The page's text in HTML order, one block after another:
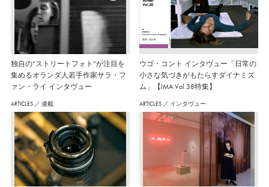
独自の“ストリートフォト”が注目を
集めるオランダ人若手作家サラ・フ
ァン・ライ インタヴュー
ウゴ・コント インタヴュー「日常の
小さな気づきがもたらすダイナミズ
ム」【IMA Vol.38特集】
ARTICLES ／ 連載 ARTICLES ／ インタヴュー